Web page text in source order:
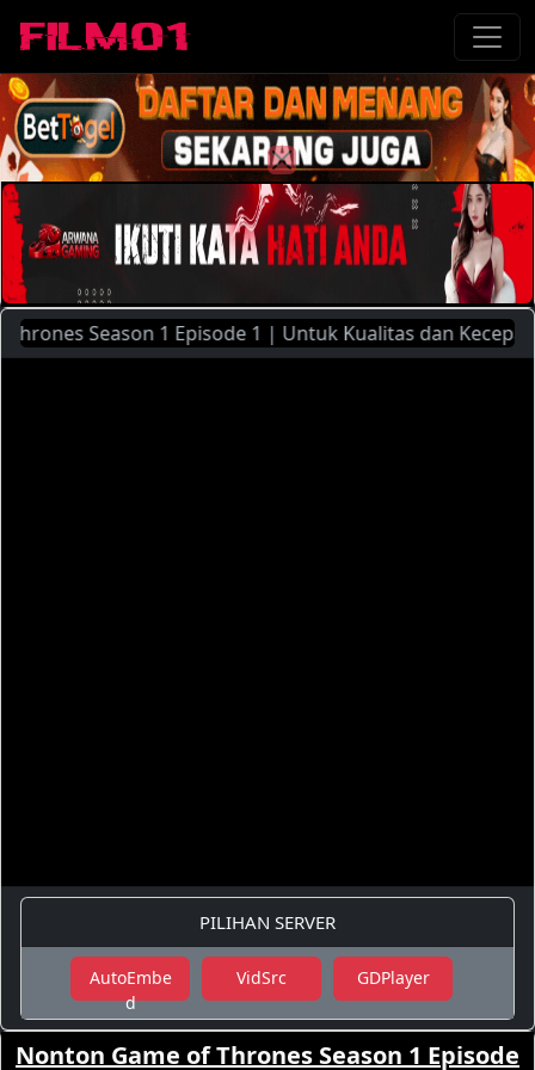
Season 1 Episode 1 | Untuk Kualitas dan Kecepatan
PILIHAN SERVER
AutoEmbe
d
VidSrc GDPlayer
Nonton Game of Thrones Season 1 Episode